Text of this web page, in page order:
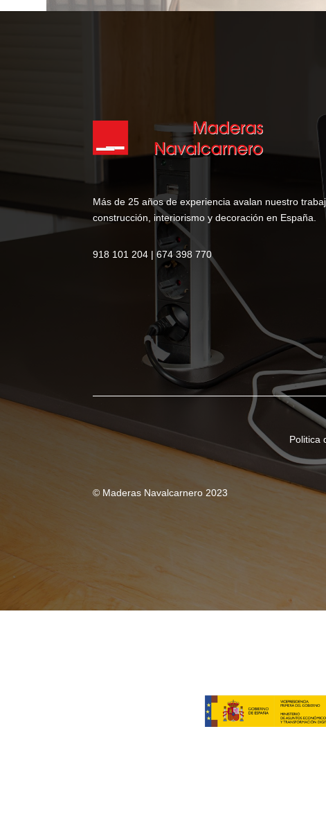
Más de 25 años de experiencia avalan nuestro
construcción, interiorismo y decoración en España.
918 101 204 | 674 398 770
Politica
© Maderas Navalcarnero 2023